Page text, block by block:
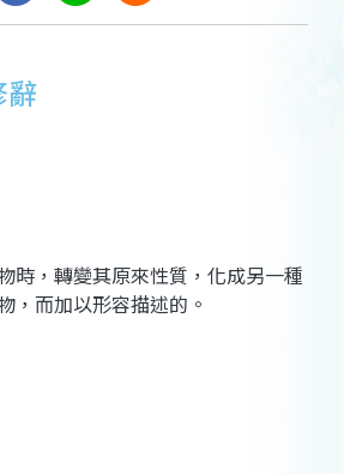
時，轉變其原來性質，化成另一種
，而加以形容描述的。